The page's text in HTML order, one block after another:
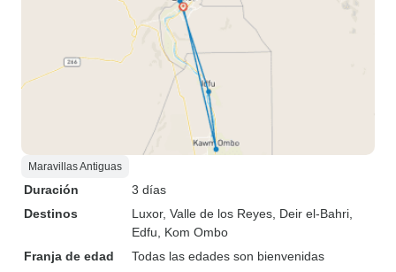
Maravillas Antiguas
Duración
3 días
Destinos
Luxor, Valle de los Reyes , Deir el-Bahri
Edfu , Kom Ombo
Franja de edad
Todas las edades son bienvenidas